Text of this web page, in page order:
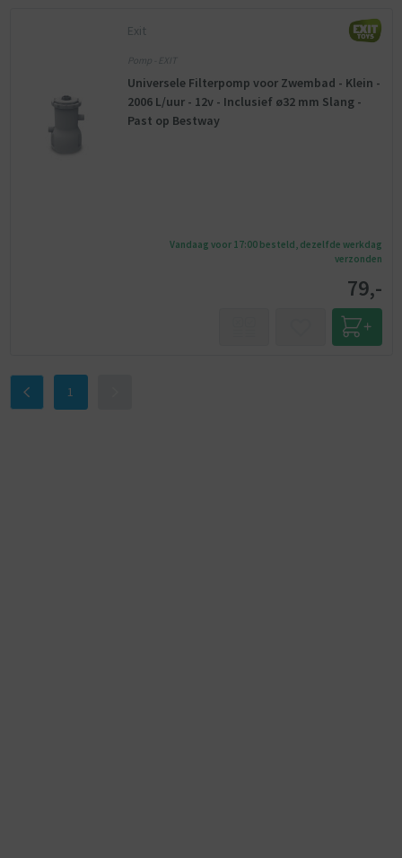
Exit
Pomp - EXIT
Universele Filterpomp voor Zwembad - Klein -
2006 L/uur - 12v - Inclusief ø32 mm Slang -
Past op Bestway
Vandaag voor 17:00 besteld, dezelfde werkdag
verzonden
79,-
1